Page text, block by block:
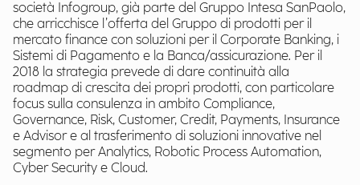
società Infogroup, già parte del Gruppo Intesa SanPaolo,
che arricchisce l’offerta del Gruppo di prodotti per il
mercato finance con soluzioni per il Corporate Banking, i
Sistemi di Pagamento e la Banca/assicurazione. Per il
2018 la strategia prevede di dare continuità alla
roadmap di crescita dei propri prodotti, con particolare
focus sulla consulenza in ambito Compliance,
Governance, Risk, Customer, Credit, Payments, Insurance
e Advisor e al trasferimento di soluzioni innovative nel
segmento per Analytics, Robotic Process Automation,
Cyber Security e Cloud.